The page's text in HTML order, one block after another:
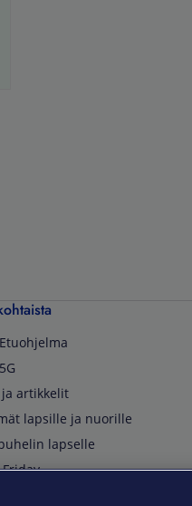
artikkelit
lapsille ja nuorille
lapselle